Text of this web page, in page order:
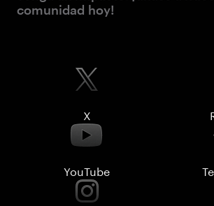
comunidad hoy!
X
YouTube